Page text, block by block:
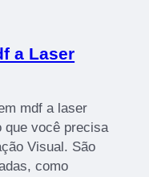
a Laser
mdf a laser
que você precisa
Visual. São
como